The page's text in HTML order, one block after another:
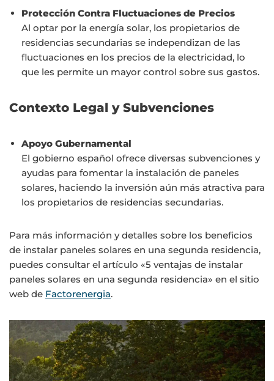
Protección Contra Fluctuaciones de Precios
Al optar por la energía solar, los propietarios de
residencias secundarias se independizan de las
fluctuaciones en los precios de la electricidad, lo
que les permite un mayor control sobre sus gastos.
Contexto Legal y Subvenciones
Apoyo Gubernamental
El gobierno español ofrece diversas subvenciones y
ayudas para fomentar la instalación de paneles
solares, haciendo la inversión aún más atractiva para
los propietarios de residencias secundarias.
Para más información y detalles sobre los beneficios
de instalar paneles solares en una segunda residencia,
puedes consultar el artículo «5 ventajas de instalar
paneles solares en una segunda residencia» en el sitio
web de Factorenergia.